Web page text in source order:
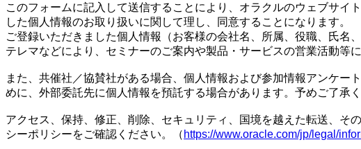
このフォームに記入して送信することにより、オラクルのウェブサイ
した個人情報のお取り扱いに関して理し、同意することになります。
ご登録いただきました個人情報（お客様の会社名、所属、役職、氏名
テレマなどにより、セミナーのご案内や製品・サービスの営業活動等
また、共催社／協賛社がある場合、個人情報および参加情報アンケ
めに、外部委託先に個人情報を預託する場合があります。予めご了承
アクセス、保持、修正、削除、セキュリティ、国境を越えた転送、
シーポリシーをご確認ください。（ https://www.oracle.com/jp/legal/